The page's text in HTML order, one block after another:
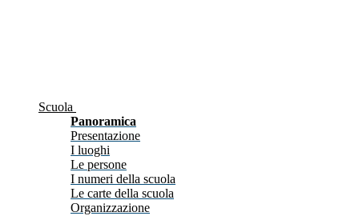
Scuola
Panoramica
Presentazione
I luoghi
Le persone
I numeri della scuola
Le carte della scuola
Organizzazione